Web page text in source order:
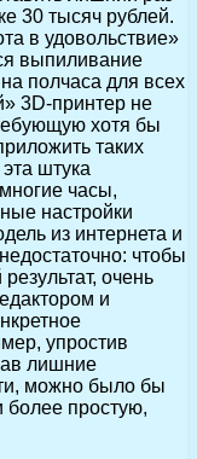
30 тысяч рублей.
в удовольствие»
выпиливание
полчаса для всех
3D-принтер не
хотя бы
таких
штука
часы,
настройки
из интернета и
чтобы
очень
и
упростив
лишние
можно было бы
более простую,